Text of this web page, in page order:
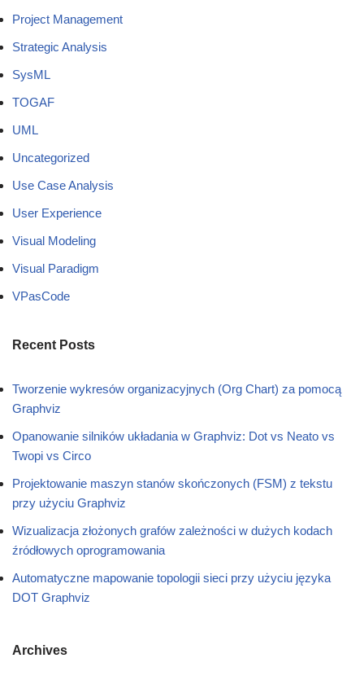
Project Management
Strategic Analysis
SysML
TOGAF
UML
Uncategorized
Use Case Analysis
User Experience
Visual Modeling
Visual Paradigm
VPasCode
Recent Posts
Tworzenie wykresów organizacyjnych (Org Chart) za pomocą
Graphviz
Opanowanie silników układania w Graphviz: Dot vs Neato vs
Twopi vs Circo
Projektowanie maszyn stanów skończonych (FSM) z tekstu
przy użyciu Graphviz
Wizualizacja złożonych grafów zależności w dużych kodach
źródłowych oprogramowania
Automatyczne mapowanie topologii sieci przy użyciu języka
DOT Graphviz
Archives